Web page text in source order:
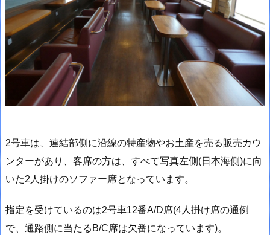
2号車は、連結部側に沿線の特産物やお土産を売る販売カウ
ンターがあり、客席の方は、すべて写真左側(日本海側)に向
いた2人掛けのソファー席となっています。
指定を受けているのは2号車12番A/D席(4人掛け席の通例
で、通路側に当たるB/C席は欠番になっています)。